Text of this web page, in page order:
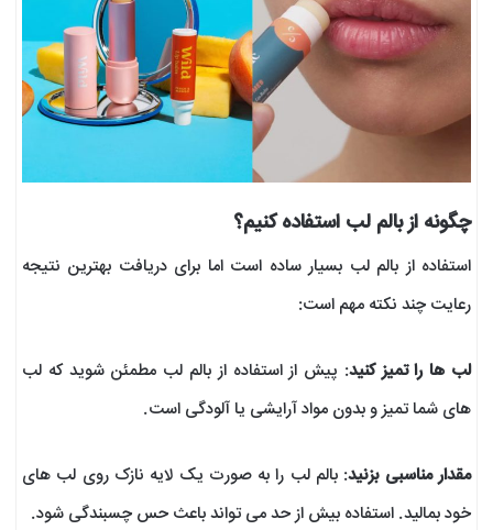
چگونه از بالم لب استفاده کنیم؟
استفاده از بالم لب بسیار ساده است اما برای دریافت بهترین نتیجه
رعایت چند نکته مهم است:
لب‌ ها را تمیز کنید: پیش از استفاده از بالم لب مطمئن شوید که لب‌
های شما تمیز و بدون مواد آرایشی یا آلودگی است.
مقدار مناسبی بزنید: بالم لب را به صورت یک لایه نازک روی لب‌ های
خود بمالید. استفاده بیش از حد می‌ تواند باعث حس چسبندگی شود.